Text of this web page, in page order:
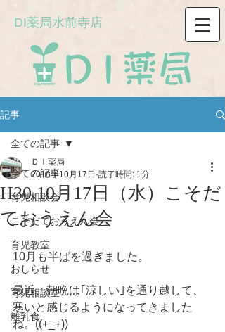
DI薬局水前寺店
記事
全ての記事
育児相談会
こそだておうえん会
育児教室
おしらせ
育児相談室
離乳食
全ての記事
H30.10月17日（水）こそだ
ておうえん会
ＤＩ薬局
2018年10月17日 読了時間: 1分
10月も半ばを過ぎました。
最近、朝晩は｢涼しい｣を通り越して、
寒いと感じるようになってきました
ね。((+_+))